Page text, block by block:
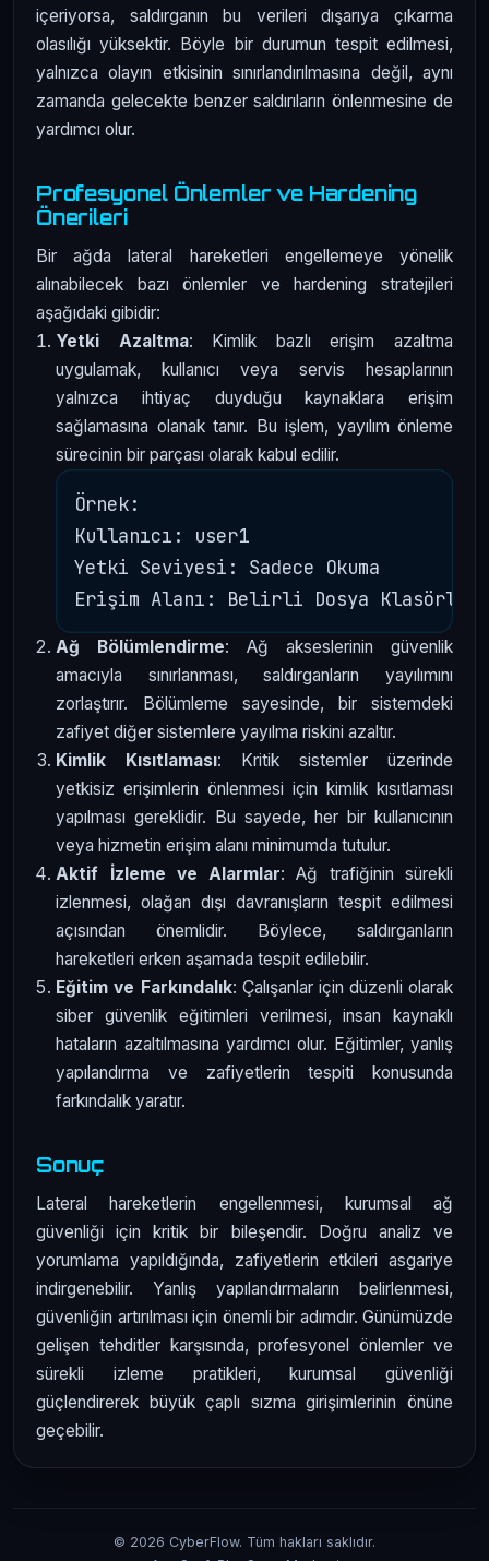
içeriyorsa, saldırganın bu verileri dışarıya çıkarma
olasılığı yüksektir. Böyle bir durumun tespit edilmesi,
yalnızca olayın etkisinin sınırlandırılmasına değil, aynı
zamanda gelecekte benzer saldırıların önlenmesine de
yardımcı olur.
Profesyonel Önlemler ve Hardening
Önerileri
Bir ağda lateral hareketleri engellemeye yönelik
alınabilecek bazı önlemler ve hardening stratejileri
aşağıdaki gibidir:
Yetki Azaltma: Kimlik bazlı erişim azaltma
uygulamak, kullanıcı veya servis hesaplarının
yalnızca ihtiyaç duyduğu kaynaklara erişim
sağlamasına olanak tanır. Bu işlem, yayılım önleme
sürecinin bir parçası olarak kabul edilir.
Örnek:
Kullanıcı: user1
Yetki Seviyesi: Sadece Okuma
Ağ Bölümlendirme: Ağ akseslerinin güvenlik
amacıyla sınırlanması, saldırganların yayılımını
zorlaştırır. Bölümleme sayesinde, bir sistemdeki
zafiyet diğer sistemlere yayılma riskini azaltır.
Kimlik Kısıtlaması: Kritik sistemler üzerinde
yetkisiz erişimlerin önlenmesi için kimlik kısıtlaması
yapılması gereklidir. Bu sayede, her bir kullanıcının
veya hizmetin erişim alanı minimumda tutulur.
Aktif İzleme ve Alarmlar: Ağ trafiğinin sürekli
izlenmesi, olağan dışı davranışların tespit edilmesi
açısından önemlidir. Böylece, saldırganların
hareketleri erken aşamada tespit edilebilir.
Eğitim ve Farkındalık: Çalışanlar için düzenli olarak
siber güvenlik eğitimleri verilmesi, insan kaynaklı
hataların azaltılmasına yardımcı olur. Eğitimler, yanlış
yapılandırma ve zafiyetlerin tespiti konusunda
farkındalık yaratır.
Sonuç
Lateral hareketlerin engellenmesi, kurumsal ağ
güvenliği için kritik bir bileşendir. Doğru analiz ve
yorumlama yapıldığında, zafiyetlerin etkileri asgariye
indirgenebilir. Yanlış yapılandırmaların belirlenmesi,
güvenliğin artırılması için önemli bir adımdır. Günümüzde
gelişen tehditler karşısında, profesyonel önlemler ve
sürekli izleme pratikleri, kurumsal güvenliği
güçlendirerek büyük çaplı sızma girişimlerinin önüne
geçebilir.
© 2026 CyberFlow. Tüm hakları saklıdır.